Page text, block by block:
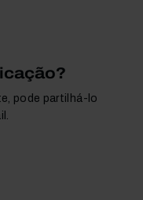
pode partilhá-lo